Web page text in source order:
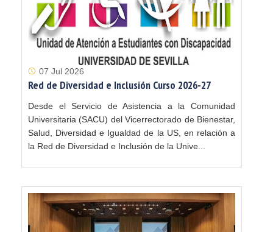
07 Jul 2026
Red de Diversidad e Inclusión Curso 2026-27
Desde el Servicio de Asistencia a la Comunidad
Universitaria (SACU) del Vicerrectorado de Bienestar,
Salud, Diversidad e Igualdad de la US, en relación a
la Red de Diversidad e Inclusión de la Unive...